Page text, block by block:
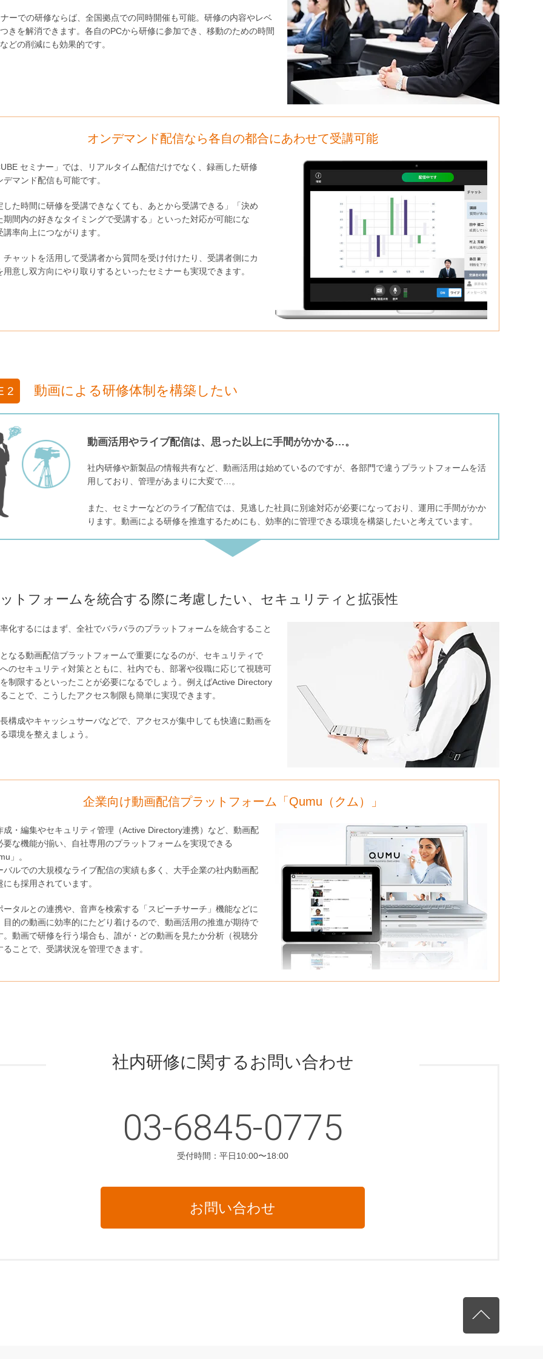
ーでの研修ならば、全国拠点での同時開催も可能。研修の内容やレベ
きを解消できます。各自のPCから研修に参加でき、移動のための時間
どの削減にも効果的です。
オンデマンド配信なら各自の都合にあわせて受講可能
セミナー」では、リアルタイム配信だけでなく、録画した研修
デマンド配信も可能です。
した時間に研修を受講できなくても、あとから受講できる」「決め
期間内の好きなタイミングで受講する」といった対応が可能にな
講率向上につながります。
チャットを活用して受講者から質問を受け付けたり、受講者側にカ
用意し双方向にやり取りするといったセミナーも実現できます。
2 動画による研修体制を構築したい
動画活用やライブ配信は、思った以上に手間がかかる…。
社内研修や新製品の情報共有など、動画活用は始めているのですが、各部門で違うプラットフォームを活
用しており、管理があまりに大変で…。
また、セミナーなどのライブ配信では、見逃した社員に別途対応が必要になっており、運用に手間がかか
ります。動画による研修を推進するためにも、効率的に管理できる環境を構築したいと考えています。
トフォームを統合する際に考慮したい、セキュリティと拡張性
化するにはまず、全社でバラバラのプラットフォームを統合すること
なる動画配信プラットフォームで重要になるのが、セキュリティで
のセキュリティ対策とともに、社内でも、部署や役職に応じて視聴可
制限するといったことが必要になるでしょう。例えばActive Directory
ことで、こうしたアクセス制限も簡単に実現できます。
構成やキャッシュサーバなどで、アクセスが集中しても快適に動画を
環境を整えましょう。
企業向け動画配信プラットフォーム「Qumu（クム）」
成・編集やセキュリティ管理（Active Directory連携）など、動画配
要な機能が揃い、自社専用のプラットフォームを実現できる
」。
バルでの大規模なライブ配信の実績も多く、大手企業の社内動画配
にも採用されています。
ータルとの連携や、音声を検索する「スピーチサーチ」機能などに
目的の動画に効率的にたどり着けるので、動画活用の推進が期待で
。動画で研修を行う場合も、誰が・どの動画を見たか分析（視聴分
ることで、受講状況を管理できます。
社内研修に関するお問い合わせ
03-6845-0775
受付時間：平日10:00〜18:00
お問い合わせ